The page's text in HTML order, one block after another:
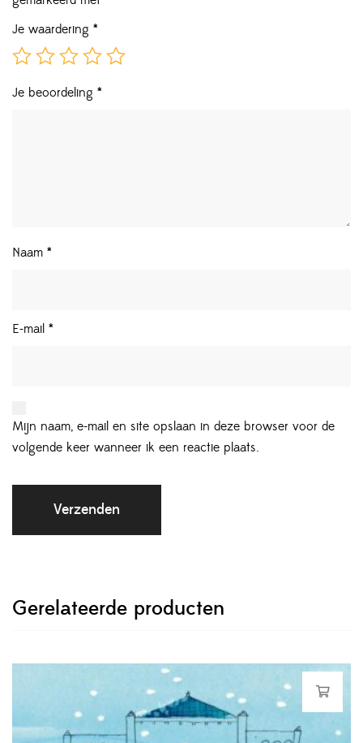
Je waardering *
Je beoordeling *
Naam *
E-mail *
Mijn naam, e-mail en site opslaan in deze browser voor de
volgende keer wanneer ik een reactie plaats.
Gerelateerde producten